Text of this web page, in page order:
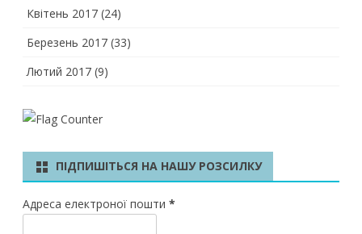
Квітень 2017 (24)
Березень 2017 (33)
Лютий 2017 (9)
ПІДПИШІТЬСЯ НА НАШУ РОЗСИЛКУ
Адреса електроної пошти *